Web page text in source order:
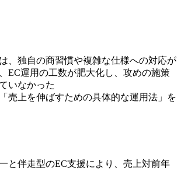
、独自の商習慣や複雑な仕様への対応が
EC運用の工数が肥大化し、攻めの施策
いなかった
売上を伸ばすための具体的な運用法」を
と伴走型のEC支援により、売上対前年